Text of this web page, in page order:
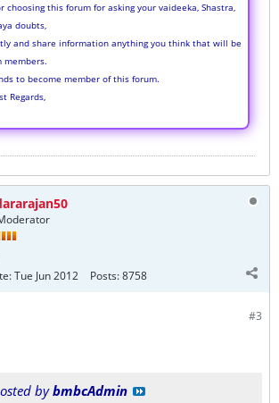
choosing this forum for asking your vaideeka, Shastra,
doubts,
and share information anything you think that will be
members.
to become member of this forum.
Regards,
Tue Jun 2012 Posts:8758
#3
bybmbcAdmin